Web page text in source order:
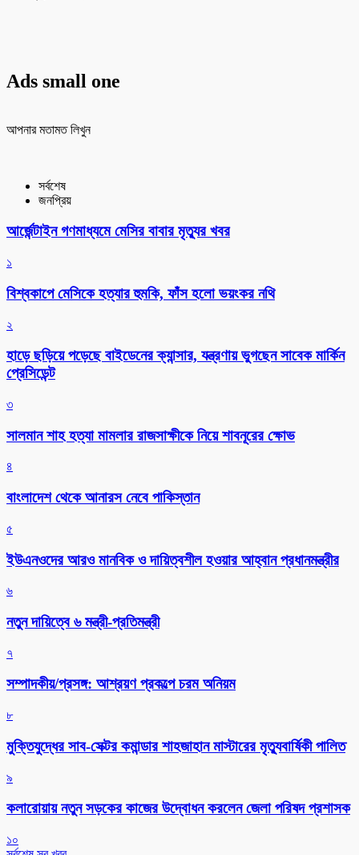
Ads small one
আপনার মতামত লিখুন
সর্বশেষ
জনপ্রিয়
আর্জেন্টাইন গণমাধ্যমে মেসির বাবার মৃত্যুর খবর
১
বিশ্বকাপে মেসিকে হত্যার হুমকি, ফাঁস হলো ভয়ংকর নথি
২
হাড়ে ছড়িয়ে পড়েছে বাইডেনের ক্যান্সার, যন্ত্রণায় ভুগছেন সাবেক মার্কিন
প্রেসিডেন্ট
৩
সালমান শাহ হত্যা মামলার রাজসাক্ষীকে নিয়ে শাবনূরের ক্ষোভ
৪
বাংলাদেশ থেকে আনারস নেবে পাকিস্তান
৫
ইউএনওদের আরও মানবিক ও দায়িত্বশীল হওয়ার আহ্বান প্রধানমন্ত্রীর
৬
নতুন দায়িত্বে ৬ মন্ত্রী-প্রতিমন্ত্রী
৭
সম্পাদকীয়/প্রসঙ্গ: আশ্রয়ণ প্রকল্পে চরম অনিয়ম
৮
মুক্তিযুদ্ধের সাব-সেক্টর কমান্ডার শাহজাহান মাস্টারের মৃত্যুবার্ষিকী পালিত
৯
কলারোয়ায় নতুন সড়কের কাজের উদ্বোধন করলেন জেলা পরিষদ প্রশাসক
১০